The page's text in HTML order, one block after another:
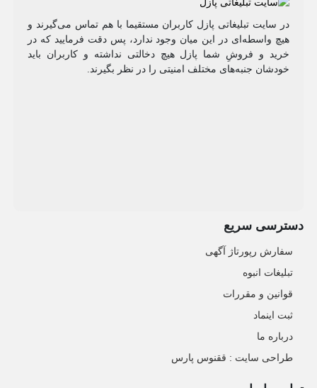
در سایت تبلیغاتی پازل کاربران مستقیما با هم تماس می‌گیرند و
هیچ واسطه‌ای در این میان وجود ندارد، پس دقت فرمایید که در
خرید و فروشِ شما پازل هیچ دخالتی نداشته و کاربران باید
خودشان جنبه‌های مختلف امنیتی را در نظر بگیرند.
دسترسی سریع
سفارش رپورتاژ آگهی
تبلیغات انبوه
قوانین و مقررات
ثبت اینماد
درباره ما
طراحی سایت : ققنوس پارس